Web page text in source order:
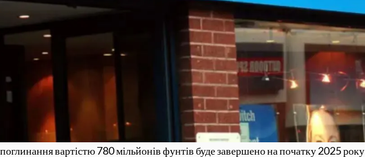
вартістю 780 мільйонів фунтів буде завершено на початку 2025 року